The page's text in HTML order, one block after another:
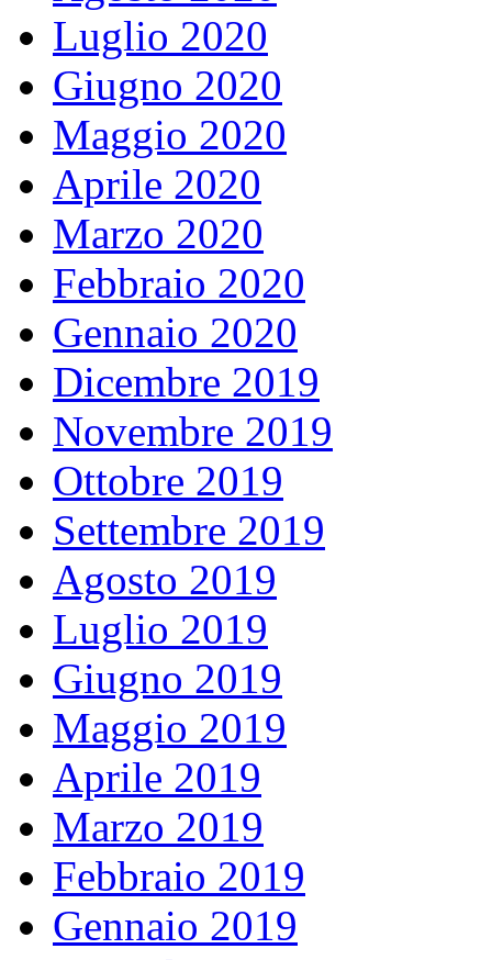
Luglio 2020
Giugno 2020
Maggio 2020
Aprile 2020
Marzo 2020
Febbraio 2020
Gennaio 2020
Dicembre 2019
Novembre 2019
Ottobre 2019
Settembre 2019
Agosto 2019
Luglio 2019
Giugno 2019
Maggio 2019
Aprile 2019
Marzo 2019
Febbraio 2019
Gennaio 2019